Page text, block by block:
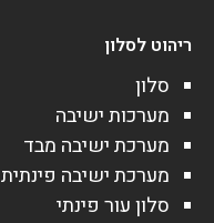
ריהוט לסלון
סלון
מערכות ישיבה
מערכת ישיבה מבד
מערכת ישיבה פינתית
סלון עור פינתי